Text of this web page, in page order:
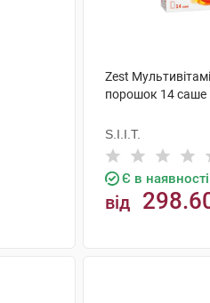
Zest
порошок 14 саше
S.I.I.T.
Є в наявності
від